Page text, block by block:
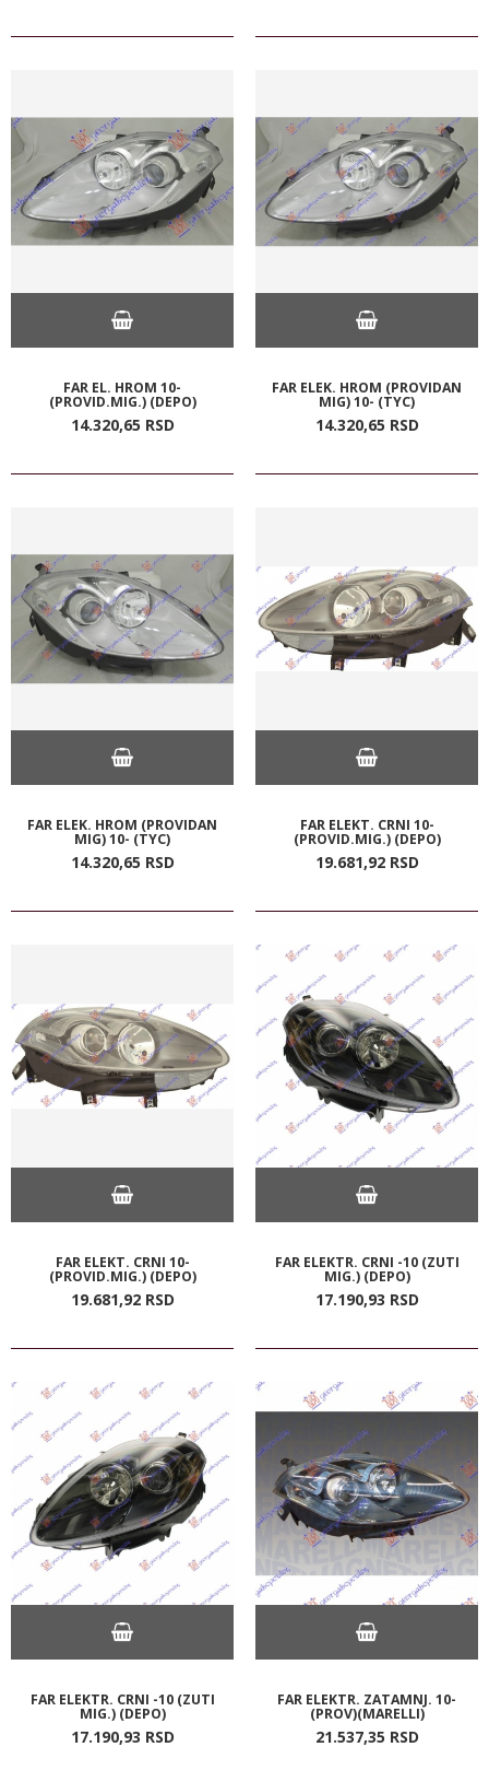
FAR EL. HROM 10-
(PROVID.MIG.) (DEPO)
14.320,65 RSD
FAR ELEK. HROM (PROVIDAN
MIG) 10- (TYC)
14.320,65 RSD
FAR ELEK. HROM (PROVIDAN
MIG) 10- (TYC)
14.320,65 RSD
FAR ELEKT. CRNI 10-
(PROVID.MIG.) (DEPO)
19.681,92 RSD
FAR ELEKT. CRNI 10-
(PROVID.MIG.) (DEPO)
19.681,92 RSD
FAR ELEKTR. CRNI -10 (ZUTI
MIG.) (DEPO)
17.190,93 RSD
FAR ELEKTR. CRNI -10 (ZUTI
MIG.) (DEPO)
17.190,93 RSD
FAR ELEKTR. ZATAMNJ. 10-
(PROV)(MARELLI)
21.537,35 RSD